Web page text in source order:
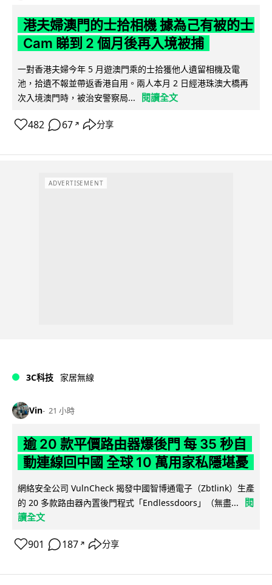
港夫婦澳門的士拾相機 據為己有被的士
Cam 睇到 2 個月後再入境被捕
一對香港夫婦今年 5 月遊澳門乘的士拾獲他人遺留相機及電
池，拾遺不報並帶返香港自用。兩人本月 2 日經港珠澳大橋再
次入境澳門時，被治安警察局...
閱讀全文
482 67 ↗ 分享
ADVERTISEMENT
3C科技 家居無線
Vin 21 小時
逾 20 款平價路由器爆後門 每 35 秒自
動連線回中國 全球 10 萬用家私隱堪憂
網絡安全公司 VulnCheck 揭發中國智博通電子（Zbtlink）生產
的 20 多款路由器內置後門程式「Endlessdoors」（無盡...
閱
讀全文
901 187 ↗ 分享